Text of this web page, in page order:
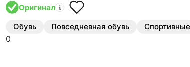
Оригинал
Обувь Повседневная обувь Спортивные
0